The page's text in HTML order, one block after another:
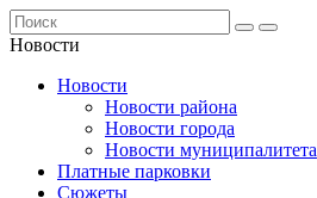
Новости
Новости
Новости района
Новости города
Новости муниципалитета
Платные парковки
Сюжеты